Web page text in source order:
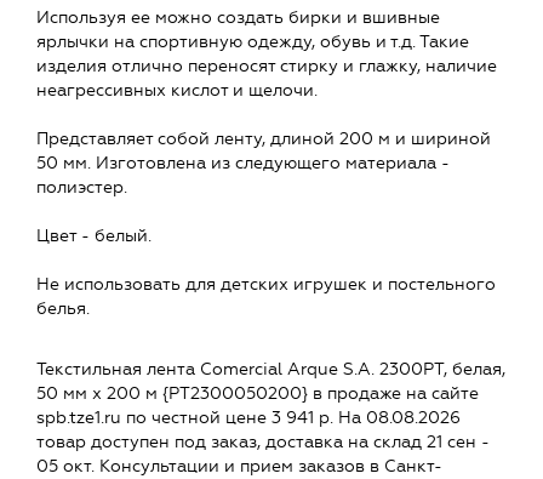
Используя ее можно создать бирки и вшивные
ярлычки на спортивную одежду, обувь и т.д. Такие
изделия отлично переносят стирку и глажку, наличие
неагрессивных кислот и щелочи.
Представляет собой ленту, длиной 200 м и шириной
50 мм. Изготовлена из следующего материала -
полиэстер.
Цвет - белый.
Не использовать для детских игрушек и постельного
белья.
Текстильная лента Comercial Arque S.A. 2300PT, белая,
50 мм x 200 м {PT2300050200} в продаже на сайте
spb.tze1.ru по честной цене 3 941 р. На 08.08.2026
товар доступен под заказ, доставка на склад 21 сен -
05 окт. Консультации и прием заказов в Санкт-